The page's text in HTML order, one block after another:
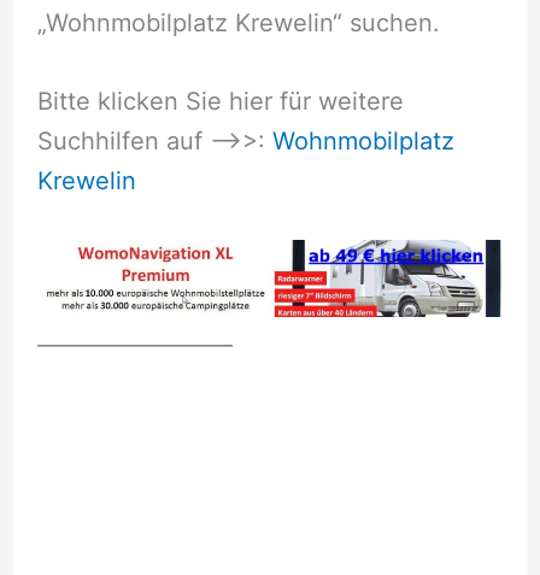
„Wohnmobilplatz Krewelin“ suchen.
Bitte klicken Sie hier für weitere
Suchhilfen auf –>>: Wohnmobilplatz
Krewelin